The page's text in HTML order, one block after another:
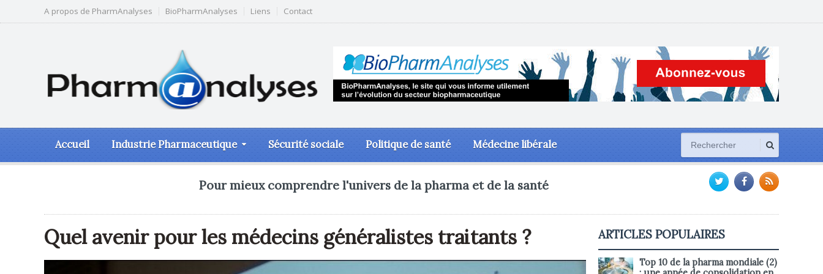
A propos de PharmAnalyses BioPharmAnalyses Liens Contact
Accueil Industrie Pharmaceutique Sécurité sociale Politique de santé Médecine libérale
Pour mieux comprendre l'univers de la pharma et de la santé
Quel avenir pour les médecins généralistes traitants ? ARTICLES POPULAIRES
Top 10 de la pharma mondiale (2)